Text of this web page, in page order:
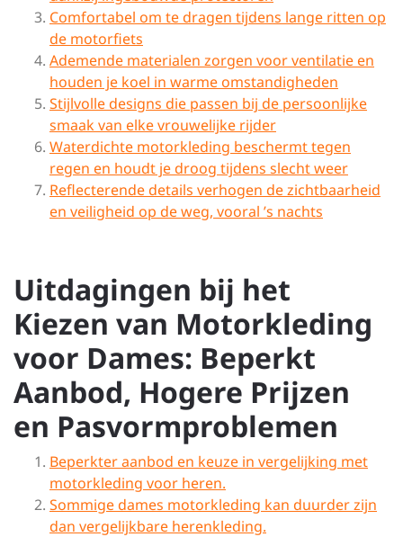
Comfortabel om te dragen tijdens lange ritten op
de motorfiets
Ademende materialen zorgen voor ventilatie en
houden je koel in warme omstandigheden
Stijlvolle designs die passen bij de persoonlijke
smaak van elke vrouwelijke rijder
Waterdichte motorkleding beschermt tegen
regen en houdt je droog tijdens slecht weer
Reflecterende details verhogen de zichtbaarheid
en veiligheid op de weg, vooral ’s nachts
Uitdagingen bij het
Kiezen van Motorkleding
voor Dames: Beperkt
Aanbod, Hogere Prijzen
en Pasvormproblemen
Beperkter aanbod en keuze in vergelijking met
motorkleding voor heren.
Sommige dames motorkleding kan duurder zijn
dan vergelijkbare herenkleding.